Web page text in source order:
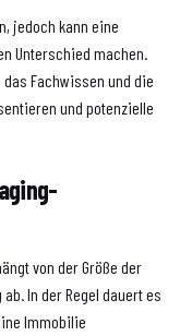
jedoch kann eine
Unterschied machen.
Fachwissen und die
und potenzielle
von der Größe der
In der Regel dauert es
Immobilie